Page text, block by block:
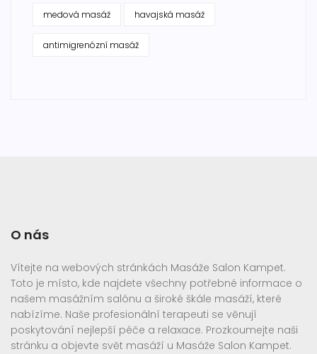
medová masáž havajská masáž
antimigrenózní masáž
O nás
Vítejte na webových stránkách Masáže Salon Kampet.
Toto je místo, kde najdete všechny potřebné informace o
našem masážním salónu a široké škále masáží, které
nabízíme. Naše profesionální terapeuti se věnují
poskytování nejlepší péče a relaxace. Prozkoumejte naši
stránku a objevte svět masáží u Masáže Salon Kampet.